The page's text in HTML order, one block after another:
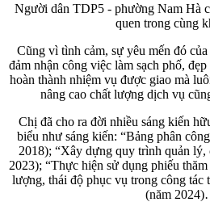
Người dân TDP5 - phường Nam Hà
quen trong cùng
Cũng vì tình cảm, sự yêu mến đó
đảm nhận công việc làm sạch phố,
hoàn thành nhiệm vụ được giao mà
nâng cao chất lượng dịch vụ
Chị đã cho ra đời nhiều sáng kiến
biểu như sáng kiến: “Bảng phân
2018); “Xây dựng quy trình quản lý,
2023); “Thực hiện sử dụng phiếu
lượng, thái độ phục vụ trong công tác
(năm